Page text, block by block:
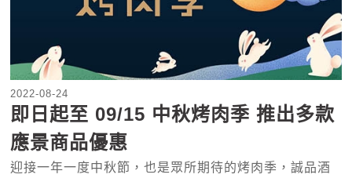
2022-08-24
即日起至 09/15 中秋烤肉季 推出多款
應景商品優惠
迎接一年一度中秋節，也是眾所期待的烤肉季，誠品酒